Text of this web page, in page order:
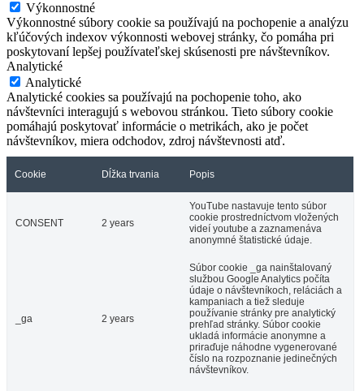
Výkonnostné
Výkonnostné súbory cookie sa používajú na pochopenie a analýzu
kľúčových indexov výkonnosti webovej stránky, čo pomáha pri
poskytovaní lepšej používateľskej skúsenosti pre návštevníkov.
Analytické
Analytické
Analytické cookies sa používajú na pochopenie toho, ako
návštevníci interagujú s webovou stránkou. Tieto súbory cookie
pomáhajú poskytovať informácie o metrikách, ako je počet
návštevníkov, miera odchodov, zdroj návštevnosti atď.
Cookie Dĺžka trvania Popis
CONSENT 2 years
YouTube nastavuje tento súbor
cookie prostredníctvom vložených
videí youtube a zaznamenáva
anonymné štatistické údaje.
_ga 2 years
Súbor cookie _ga nainštalovaný
službou Google Analytics počíta
údaje o návštevníkoch, reláciách a
kampaniach a tiež sleduje
používanie stránky pre analytický
prehľad stránky. Súbor cookie
ukladá informácie anonymne a
priraďuje náhodne vygenerované
číslo na rozpoznanie jedinečných
návštevníkov.